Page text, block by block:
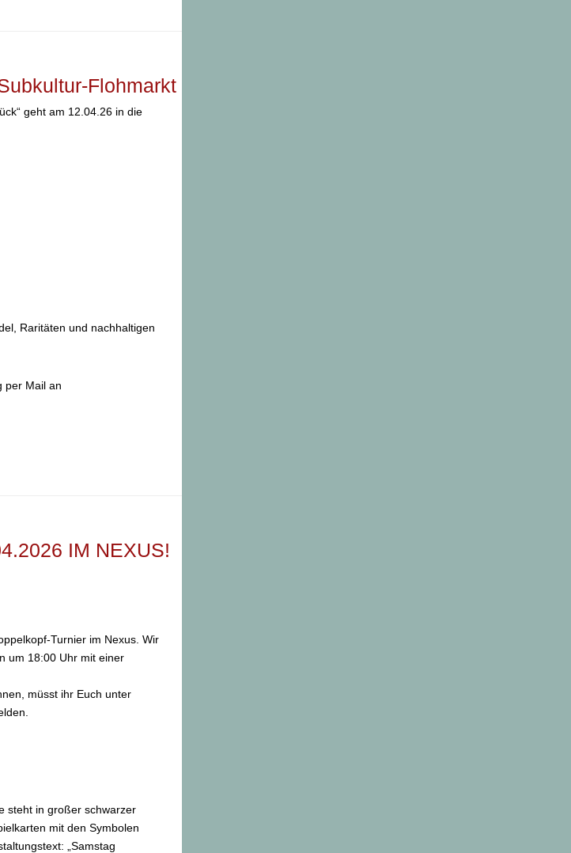
Flohmarkt
geht am 12.04.26 in die
Raritäten und nachhaltigen
per Mail an
IM NEXUS!
Turnier im Nexus. Wir
um 18:00 Uhr mit einer
müsst ihr Euch unter
steht in großer schwarzer
mit den Symbolen
„Samstag